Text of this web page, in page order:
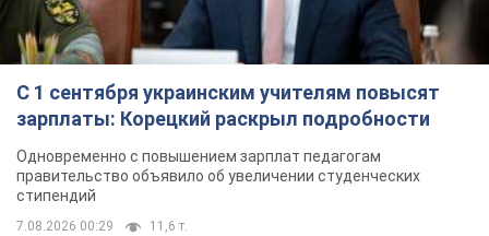
С 1 сентября украинским учителям повысят
зарплаты: Корецкий раскрыл подробности
Одновременно с повышением зарплат педагогам
правительство объявило об увеличении студенческих
стипендий
7.08.2026 00:29 11,6 т.